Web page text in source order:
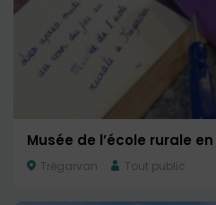
Musée de l’école rurale
Trégarvan Tout public